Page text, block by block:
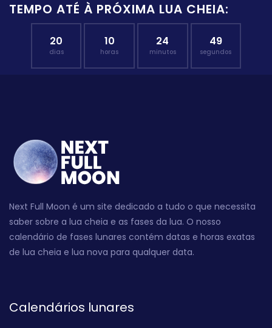
TEMPO ATÉ À PRÓXIMA LUA CHEIA:
20
dias
10
horas
24
minutos
48
segundos
Next Full Moon é um site dedicado a tudo o que necessita
saber sobre a lua cheia e as fases da lua. O nosso
calendário de fases lunares contém datas e horas exatas
de lua cheia e lua nova para qualquer data.
Calendários lunares